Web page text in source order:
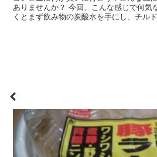
ありませんか？ 今回、こんな感じで何気
くとまず飲み物の炭酸水を手にし、チル